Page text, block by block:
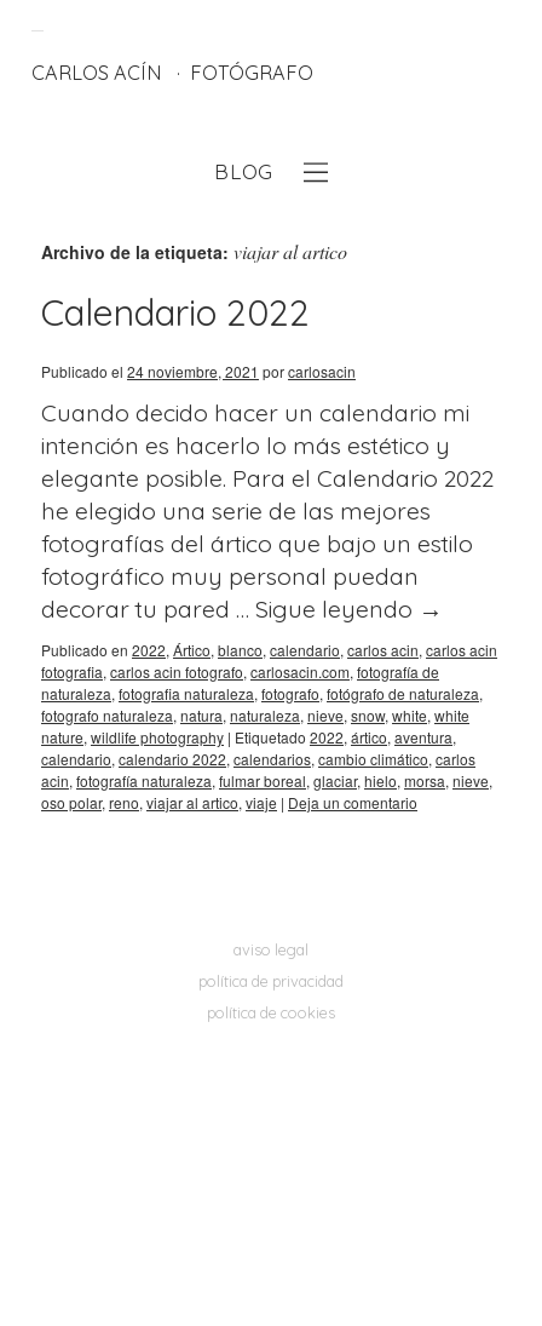
CARLOS ACÍN FOTÓGRAFO
BLOG
Archivo de la etiqueta: viajar al artico
Calendario 2022
Publicado el 24 noviembre, 2021 porcarlosacin
Cuando decido hacer un calendario mi
intención es hacerlo lo más estético y
elegante posible. Para el Calendario 2022
he elegido una serie de las mejores
fotografías del ártico que bajo un estilo
fotográfico muy personal puedan
decorar tu pared … Sigue leyendo →
Publicado en 2022, Ártico, blanco, calendario, carlos acin, carlos acin
fotografia, carlos acin fotografo, carlosacin.com, fotografía de
naturaleza, fotografia naturaleza, fotografo, fotógrafo de naturaleza,
fotografo naturaleza, natura, naturaleza, nieve, snow, white, white
nature, wildlife photography | Etiquetado 2022, ártico, aventura,
calendario, calendario 2022, calendarios, cambio climático, carlos
acin, fotografía naturaleza, fulmar boreal, glaciar, hielo, morsa, nieve,
oso polar, reno, viajar al artico, viaje | Deja un comentario
aviso legal
política de privacidad
política de cookies